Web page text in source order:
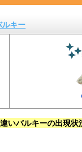
ルキー
いバルキーの出現状